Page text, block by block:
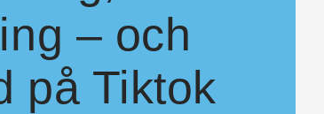
– och
på Tiktok